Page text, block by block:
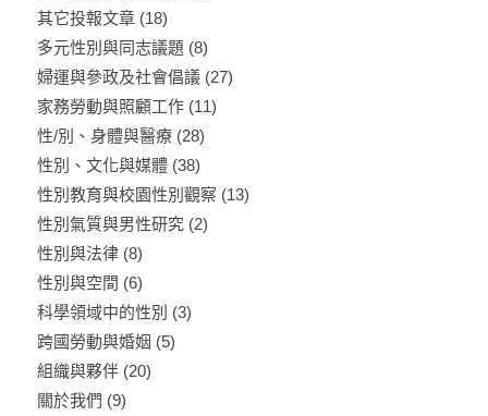
其它投報文章(18)
多元性別與同志議題(8)
婦運與參政及社會倡議(27)
家務勞動與照顧工作(11)
性/別、身體與醫療(28)
性別、文化與媒體(38)
性別教育與校園性別觀察 (13)
性別氣質與男性研究(2)
性別與法律(8)
性別與空間 (6)
科學領域中的性別 (3)
跨國勞動與婚姻 (5)
組織與夥伴(20)
關於我們 (9)